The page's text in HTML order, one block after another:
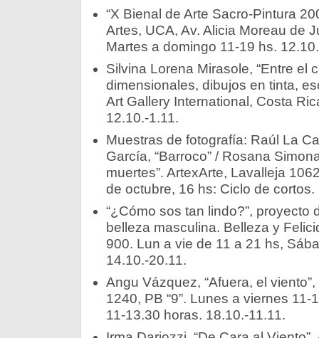
“X Bienal de Arte Sacro-Pintura
Artes, UCA, Av. Alicia Moreau de
Martes a domingo 11-19 hs.
Silvina Lorena Mirasole, “Entre el
dimensionales, dibujos en tinta,
Art Gallery International, Costa
12.10.-1.11.
Muestras de fotografía: Raúl La
García, “Barroco” / Rosana
muertes”. ArtexArte, Lavalleja
de octubre, 16 hs: Ciclo de cortos.
“¿Cómo sos tan lindo?”, proyecto
belleza masculina. Belleza y
900. Lun a vie de 11 a 21 hs,
14.10.-20.11.
Angu Vázquez, “Afuera, el
1240, PB “9”. Lunes a viernes
11-13.30 horas. 18.10.-11.11.